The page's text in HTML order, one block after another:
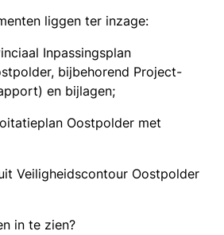
liggen ter inzage:
Inpassingsplan
bijbehorend Project-
en bijlagen;
Oostpolder met
Veiligheidscontour Oostpolder
in te zien?